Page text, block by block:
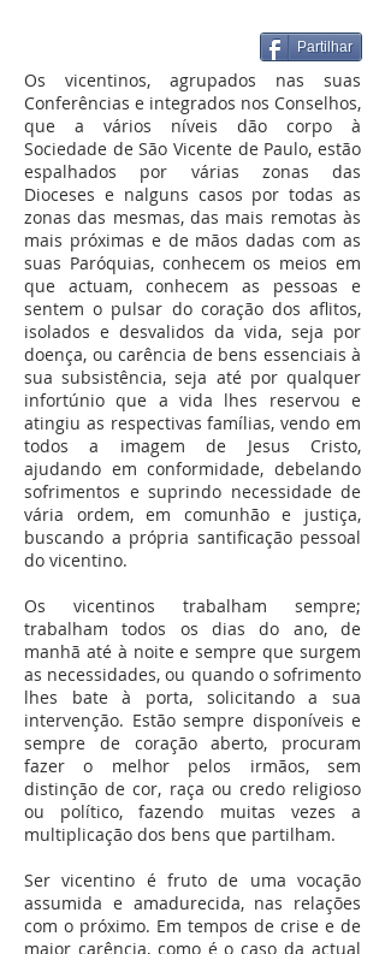
Partilhar
Os vicentinos, agrupados nas suas
Conferências e integrados nos Conselhos,
que a vários níveis dão corpo à
Sociedade de São Vicente de Paulo, estão
espalhados por várias zonas das
Dioceses e nalguns casos por todas as
zonas das mesmas, das mais remotas às
mais próximas e de mãos dadas com as
suas Paróquias, conhecem os meios em
que actuam, conhecem as pessoas e
sentem o pulsar do coração dos aflitos,
isolados e desvalidos da vida, seja por
doença, ou carência de bens essenciais à
sua subsistência, seja até por qualquer
infortúnio que a vida lhes reservou e
atingiu as respectivas famílias, vendo em
todos a imagem de Jesus Cristo,
ajudando em conformidade, debelando
sofrimentos e suprindo necessidade de
vária ordem, em comunhão e justiça,
buscando a própria santificação pessoal
do vicentino.
Os vicentinos trabalham sempre;
trabalham todos os dias do ano, de
manhã até à noite e sempre que surgem
as necessidades, ou quando o sofrimento
lhes bate à porta, solicitando a sua
intervenção. Estão sempre disponíveis e
sempre de coração aberto, procuram
fazer o melhor pelos irmãos, sem
distinção de cor, raça ou credo religioso
ou político, fazendo muitas vezes a
multiplicação dos bens que partilham.
Ser vicentino é fruto de uma vocação
assumida e amadurecida, nas relações
com o próximo. Em tempos de crise e de
maior carência, como é o caso da actual